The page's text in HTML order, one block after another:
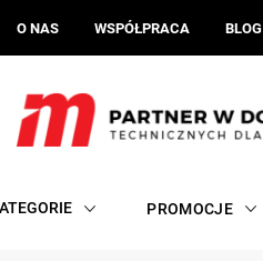
O NAS WSPÓŁPRACA BLOG
PROMOCJE